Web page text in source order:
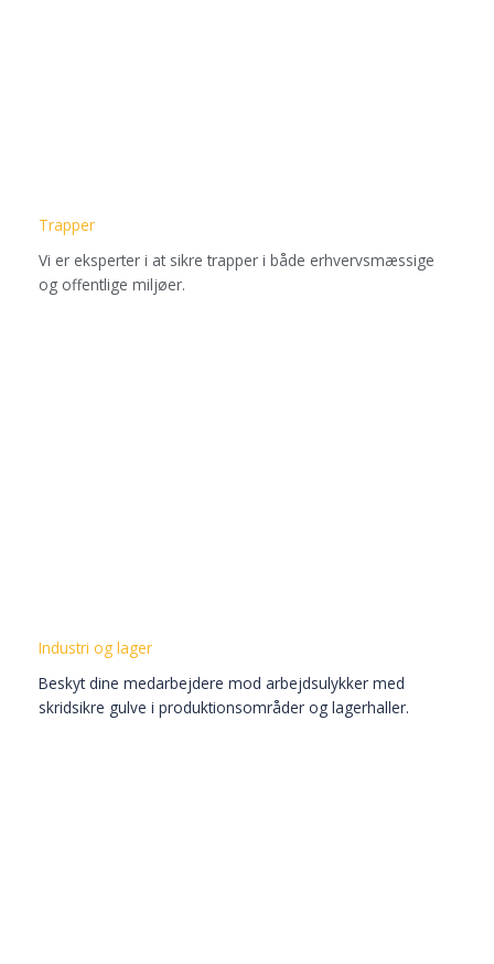
Trapper
Vi er eksperter i at sikre trapper i både erhvervsmæssige
og offentlige miljøer.
Industri og lager
Beskyt dine medarbejdere mod arbejdsulykker med
skridsikre gulve i produktionsområder og lagerhaller.​